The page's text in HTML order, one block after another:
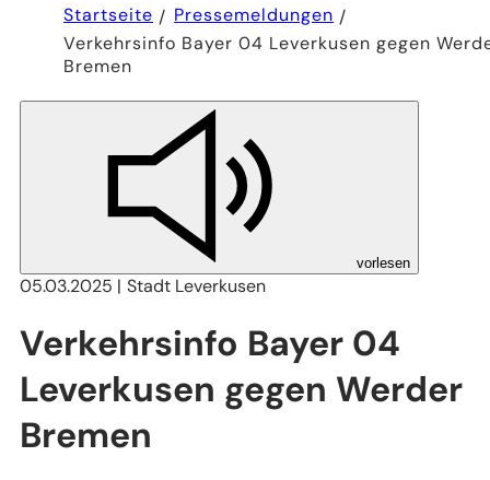
Startseite
Pressemeldungen
Verkehrsinfo Bayer 04 Leverkusen gegen
Bremen
vorlesen
05.03.2025 Stadt Leverkusen
Verkehrsinfo Bayer 04
Leverkusen gegen Werder
Bremen